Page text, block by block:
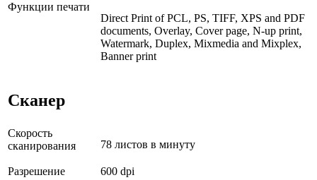
Функции печати
Direct Print of PCL, PS, TIFF, XPS and PDF
documents, Overlay, Cover page, N-up print,
Watermark, Duplex, Mixmedia and Mixplex,
Banner print
Сканер
Скорость
сканирования
78 листов в минуту
Разрешение
600 dpi